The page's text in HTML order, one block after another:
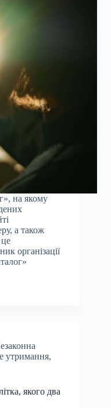
на якому
а також
організації
утримання,
якого два